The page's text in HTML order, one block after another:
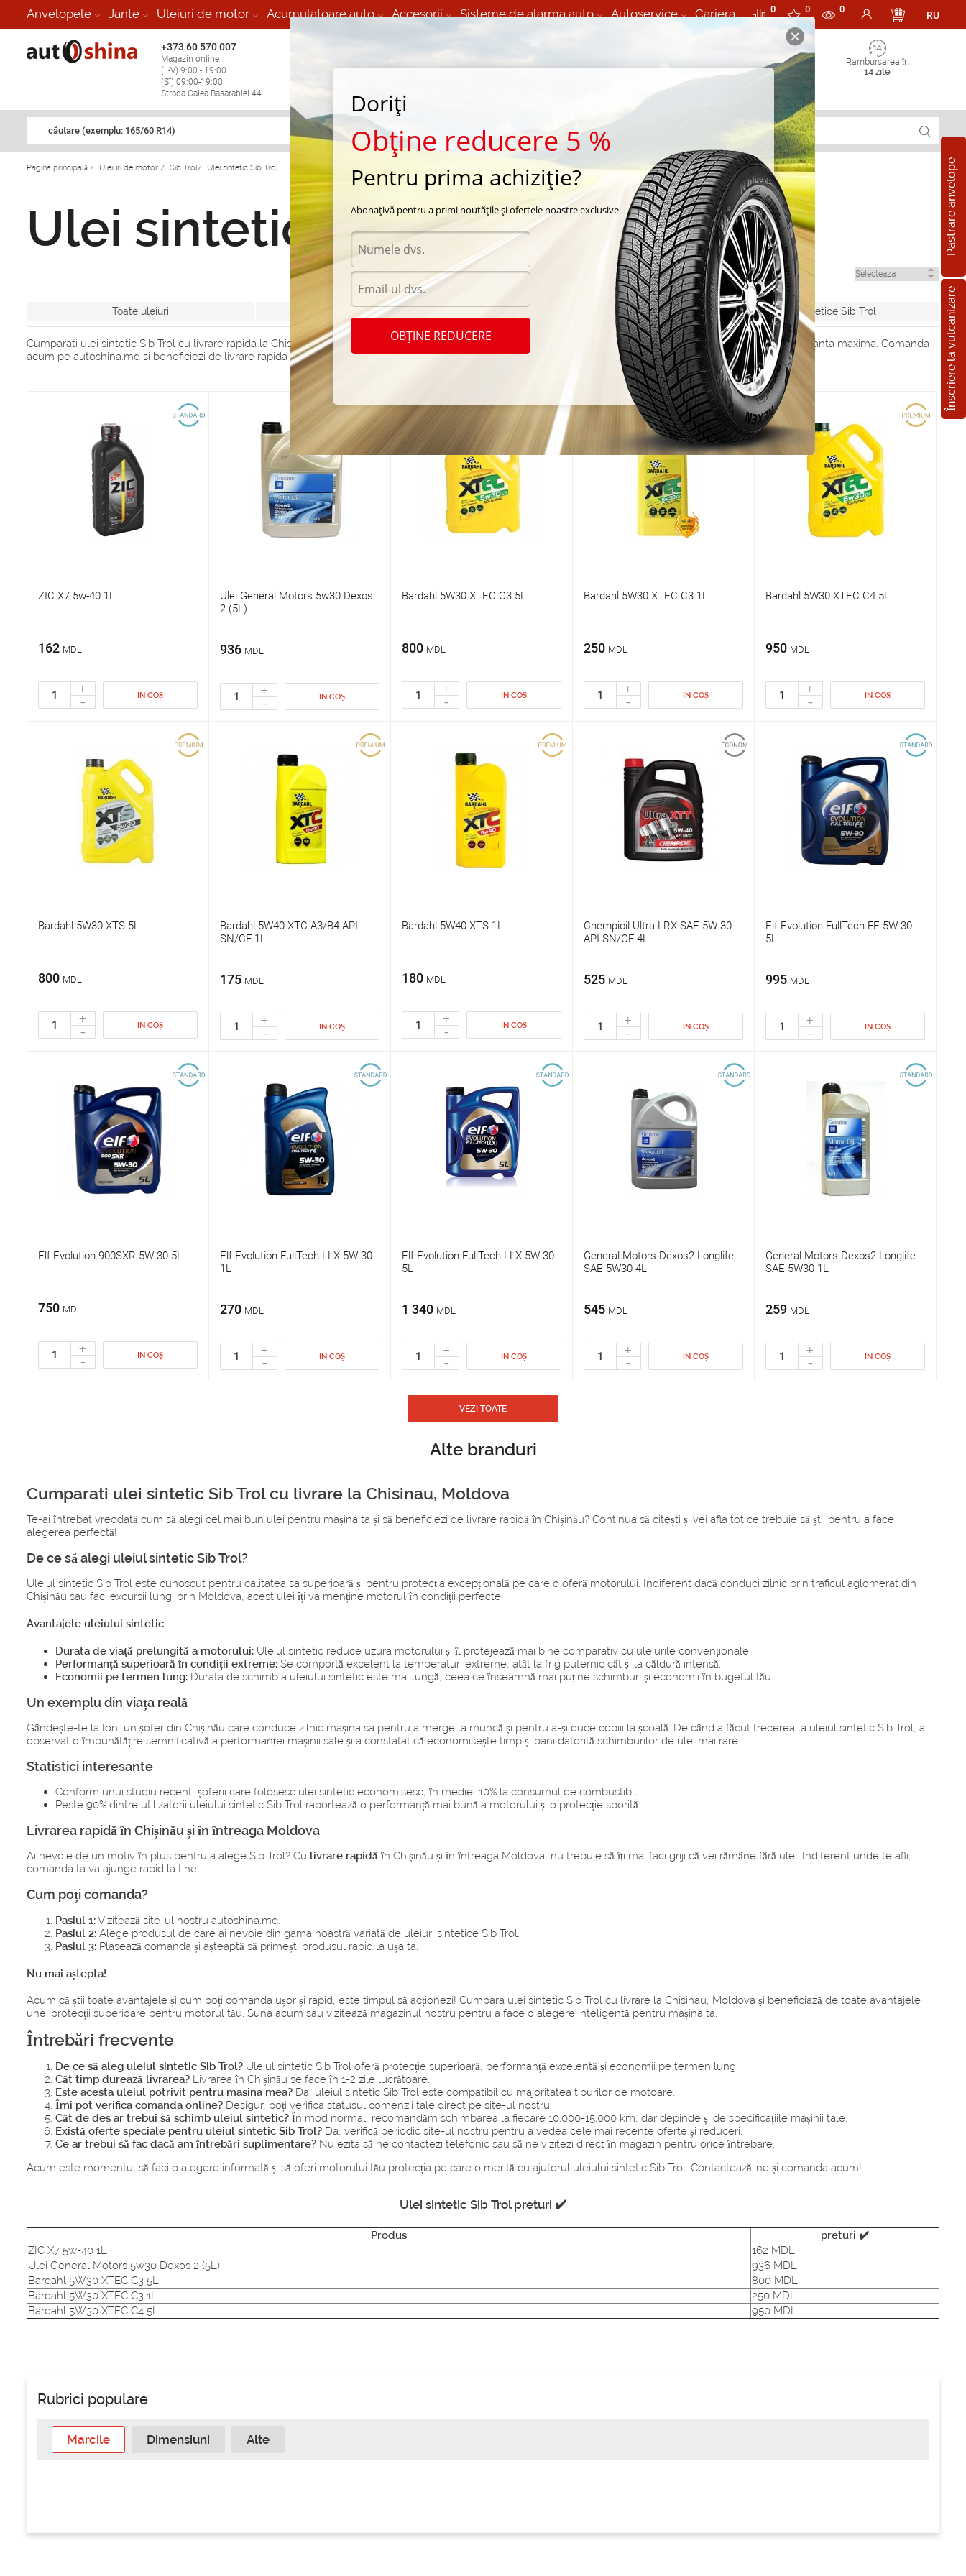
Anvelopele Jante Uleiuri de motor Acumulatoare auto Accesorii Sisteme de alarma auto Autoservice Cariera 0 0 0
RU
+373 60 570 007
Magazin online
(L-V) 9:00 - 19:00
(Sî) 09:00-19:00
Strada Calea Basarabiei 44
stop în toate regiunile
(L-V) 9:00 - 19:00
Rambursarea în
14 zile
căutare (exemplu: 165/60 R14)
Pastrare anvelope
Înscriere la vulcanizare
Pagina principală / Uleiuri de motor / Sib Trol/ Ulei sintetic Sib Trol
Ulei sintetic Sib Trol
Toate uleiuri Uleiuri minerale Sib Trol Uleiuri sintetice Sib Trol Semisintetice Sib Trol
Cumparati ulei sintetic Sib Trol cu livrare rapida la Chisinau, Moldova! Potrivit pentru orice tip de motor, acest ulei premium ofera protectie superioara si performanta maxima. Comanda
acum pe autoshina.md si beneficiezi de livrare rapida direct la usa ta.
ZIC X7 5w-40 1L
162 MDL
+
- IN COȘ
Ulei General Motors 5w30 Dexos
2 (5L)
936 MDL
+
- IN COȘ
Bardahl 5W30 XTEC C3 5L
800 MDL
+
- IN COȘ
Bardahl 5W30 XTEC C3 1L
250 MDL
+
- IN COȘ
Bardahl 5W30 XTEC C4 5L
950 MDL
+
- IN COȘ
Bardahl 5W30 XTS 5L
800 MDL
+
- IN COȘ
Bardahl 5W40 XTC A3/B4 API
SN/CF 1L
175 MDL
+
- IN COȘ
Bardahl 5W40 XTS 1L
180 MDL
+
- IN COȘ
Chempioil Ultra LRX SAE 5W-30
API SN/CF 4L
525 MDL
+
- IN COȘ
Elf Evolution FullTech FE 5W-30
5L
995 MDL
+
- IN COȘ
Elf Evolution 900SXR 5W-30 5L
750 MDL
+
- IN COȘ
Elf Evolution FullTech LLX 5W-30
1L
270 MDL
+
- IN COȘ
Elf Evolution FullTech LLX 5W-30
5L
1 340 MDL
+
- IN COȘ
General Motors Dexos2 Longlife
SAE 5W30 4L
545 MDL
+
- IN COȘ
General Motors Dexos2 Longlife
SAE 5W30 1L
259 MDL
+
- IN COȘ
VEZI TOATE
Alte branduri
Cumparati ulei sintetic Sib Trol cu livrare la Chisinau, Moldova
Te-ai întrebat vreodată cum să alegi cel mai bun ulei pentru mașina ta și să beneficiezi de livrare rapidă în Chișinău? Continua să citești și vei afla tot ce trebuie să știi pentru a face
alegerea perfectă!
De ce să alegi uleiul sintetic Sib Trol?
Uleiul sintetic Sib Trol este cunoscut pentru calitatea sa superioară și pentru protecția excepțională pe care o oferă motorului. Indiferent dacă conduci zilnic prin traficul aglomerat din
Chișinău sau faci excursii lungi prin Moldova, acest ulei îți va menține motorul în condiții perfecte.
Avantajele uleiului sintetic
Durata de viață prelungită a motorului: Uleiul sintetic reduce uzura motorului și îl protejează mai bine comparativ cu uleiurile convenționale.
Performanță superioară în condiții extreme: Se comportă excelent la temperaturi extreme, atât la frig puternic cât și la căldură intensă.
Economii pe termen lung: Durata de schimb a uleiului sintetic este mai lungă, ceea ce înseamnă mai puține schimburi și economii în bugetul tău.
Un exemplu din viața reală
Gândește-te la Ion, un șofer din Chișinău care conduce zilnic mașina sa pentru a merge la muncă și pentru a-și duce copiii la școală. De când a făcut trecerea la uleiul sintetic Sib Trol, a
observat o îmbunătățire semnificativă a performanței mașinii sale și a constatat că economisește timp și bani datorită schimburilor de ulei mai rare.
Statistici interesante
Conform unui studiu recent, șoferii care folosesc ulei sintetic economisesc, în medie, 10% la consumul de combustibil.
Peste 90% dintre utilizatorii uleiului sintetic Sib Trol raportează o performanță mai bună a motorului și o protecție sporită.
Livrarea rapidă în Chișinău și în întreaga Moldova
Ai nevoie de un motiv în plus pentru a alege Sib Trol? Cu livrare rapidăîn Chișinău și în întreaga Moldova, nu trebuie să îți mai faci griji că vei rămâne fără ulei. Indiferent unde te afli,
comanda ta va ajunge rapid la tine.
Cum poți comanda?
Pasiul 1:Vizitează site-ul nostru autoshina.md.
Pasiul 2: Alege produsul de care ai nevoie din gama noastră variată de uleiuri sintetice Sib Trol.
Pasiul 3: Plasează comanda și așteaptă să primești produsul rapid la ușa ta.
Nu mai aștepta!
Acum că știi toate avantajele și cum poți comanda ușor și rapid, este timpul să acționezi! Cumpara ulei sintetic Sib Trol cu livrare la Chisinau, Moldova și beneficiază de toate avantajele
unei protecții superioare pentru motorul tău. Suna acum sau vizitează magazinul nostru pentru a face o alegere inteligentă pentru mașina ta.
Întrebări frecvente
De ce să aleg uleiul sintetic Sib Trol? Uleiul sintetic Sib Trol oferă protecție superioară, performanță excelentă și economii pe termen lung.
Cât timp durează livrarea? Livrarea în Chișinău se face în 1-2 zile lucrătoare.
Este acesta uleiul potrivit pentru masina mea? Da, uleiul sintetic Sib Trol este compatibil cu majoritatea tipurilor de motoare.
Îmi pot verifica comanda online? Desigur, poți verifica statusul comenzii tale direct pe site-ul nostru.
Cât de des ar trebui să schimb uleiul sintetic? În mod normal, recomandăm schimbarea la fiecare 10.000-15.000 km, dar depinde și de specificațiile mașinii tale.
Există oferte speciale pentru uleiul sintetic Sib Trol? Da, verifică periodic site-ul nostru pentru a vedea cele mai recente oferte și reduceri.
Ce ar trebui să fac dacă am întrebări suplimentare? Nu ezita să ne contactezi telefonic sau să ne vizitezi direct în magazin pentru orice întrebare.
Acum este momentul să faci o alegere informată și să oferi motorului tău protecția pe care o merită cu ajutorul uleiului sintetic Sib Trol. Contactează-ne și comanda acum!
Ulei sintetic Sib Trol preturi ✔️
Produs
preturi ✔️
ZIC X7 5w-40 1L
162 MDL
Ulei General Motors 5w30 Dexos 2 (5L)
936 MDL
Bardahl 5W30 XTEC C3 5L
800 MDL
Bardahl 5W30 XTEC C3 1L
250 MDL
Bardahl 5W30 XTEC C4 5L
950 MDL
Rubrici populare
Marcile Dimensiuni Alte
Doriți
Obține reducere 5 %
Pentru prima achiziție?
Abonațivă pentru a primi noutățile și ofertele noastre exclusive
OBȚINE REDUCERE